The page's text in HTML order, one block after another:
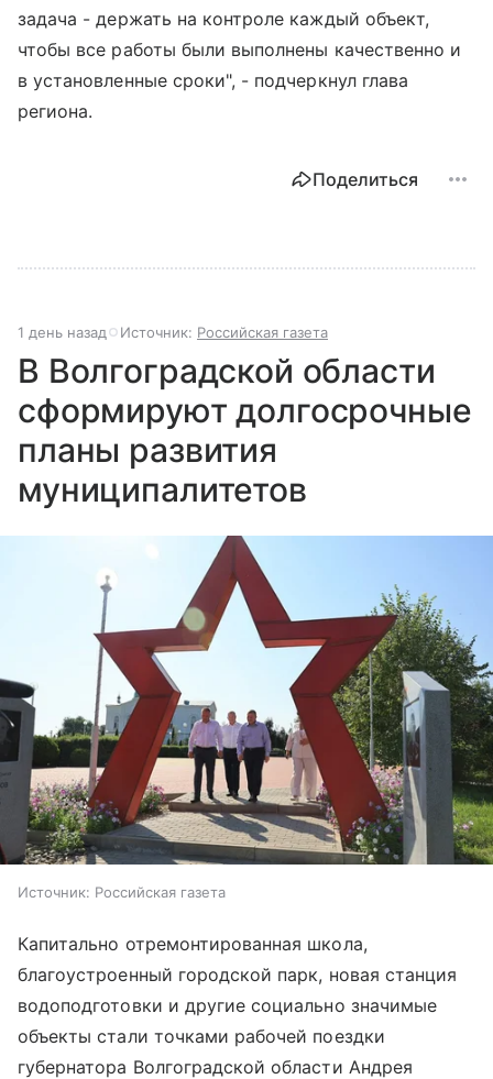
задача - держать на контроле каждый объект,
чтобы все работы были выполнены качественно и
в установленные сроки", - подчеркнул глава
региона.
Поделиться
1 день назад Источник: Российская газета
В Волгоградской области
сформируют долгосрочные
планы развития
муниципалитетов
Источник: Российская газета
Капитально отремонтированная школа,
благоустроенный городской парк, новая станция
водоподготовки и другие социально значимые
объекты стали точками рабочей поездки
губернатора Волгоградской области Андрея